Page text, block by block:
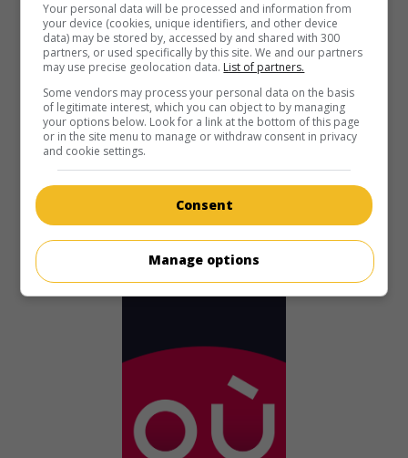
au cinéma sur mes écrans
Une Vieille Demoiselle
V.O.: The World's Oldest Living Bridesmaid
É.-U. 1990. Comédie sentimentalede Joseph L. Scanlan
avec Donna Mills, Brian Wimmer,Winston Rekert. Une
avocate dans la quarantaine s'éprend de son secrétaire, un
jeune homme aux idées non conformistes.
Your personal data will be processed and information from
your device (cookies, unique identifiers, and other device
data) may be stored by, accessed by and shared with 300
partners, or used specifically by this site. We and our partners
may use precise geolocation data. List of partners.
Some vendors may process your personal data on the basis
of legitimate interest, which you can object to by managing
your options below. Look for a link at the bottom of this page
or in the site menu to manage or withdraw consent in privacy
and cookie settings.
Consent
Manage options